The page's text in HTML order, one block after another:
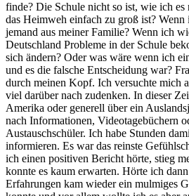
finde? Die Schule nicht so ist, wie ich es
das Heimweh einfach zu groß ist?
jemand aus meiner Familie? Wenn ich
Deutschland Probleme in der Schule
sich ändern? Oder was wäre wenn ich
und es die falsche Entscheidung war?
durch meinen Kopf. Ich versuchte mich
viel darüber nach zudenken. In dieser
Amerika oder generell über ein
nach Informationen, Videotagebüchern
Austauschschüler. Ich habe Stunden
informieren. Es war das reinste
ich einen positiven Bericht hörte, stieg
konnte es kaum erwarten. Hörte ich
Erfahrungen kam wieder ein mulmiges